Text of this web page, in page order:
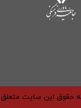
حقوق این سایت